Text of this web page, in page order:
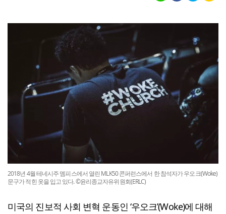
2018년 4월 테네시주 멤피스에서 열린 MLK50 콘퍼런스에서 한 참석자가 우오크(Woke)
문구가 적힌 옷을 입고 있다. ©윤리종교자유위원회(ERLC)
미국의 진보적 사회 변혁 운동인 ‘우오크’(Woke)에 대해